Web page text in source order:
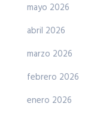
mayo 2026
abril 2026
marzo 2026
febrero 2026
enero 2026